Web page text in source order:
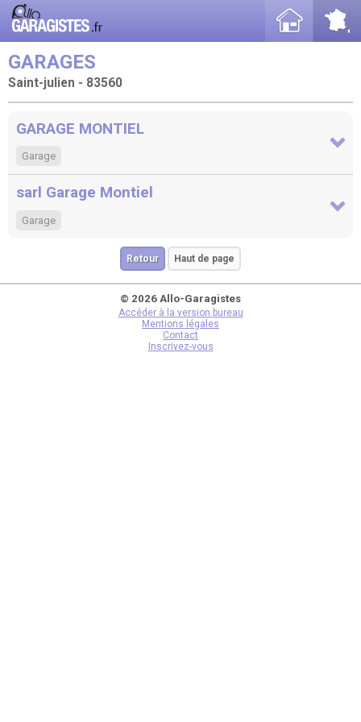
GARAGES
Saint-julien - 83560
GARAGE MONTIEL
Garage
sarl Garage Montiel
Garage
Retour Haut de page
© 2026 Allo-Garagistes
Accéder à la version bureau
Mentions légales
Contact
Inscrivez-vous